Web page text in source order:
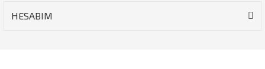
HESABIM